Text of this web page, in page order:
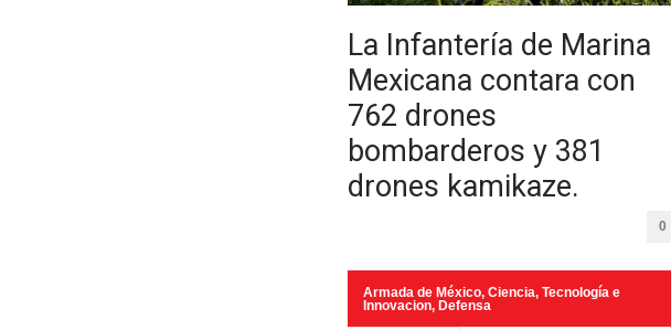
La Infantería de Marina
Mexicana contara con
762 drones
bombarderos y 381
drones kamikaze.
0
Armada de México, Ciencia, Tecnología e
Innovacion, Defensa